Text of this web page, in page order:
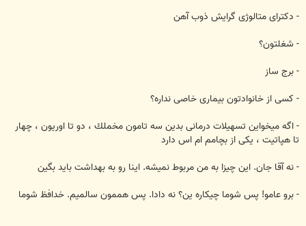
- دكترای متالوژی گرايش ذوب آهن
- شغلتون؟
- برج ساز
- كسی از خانوادتون بيماری خاصی نداره؟
- اگه ميخواين تسهيلات درمانی بدين سه تامون مخملك ، دو تا اوريون ، چهار
تا هپاتيت ، يكی از بچامم ام اس دارد
- نه آقا جان. اين چيزا به من مربوط نميشه. اينا رو به بهداشت بايد بگين
- برو عامو! پس شوما چيكاره ين؟ نه دادا. پس هممون سالميم. خدافظ شوما